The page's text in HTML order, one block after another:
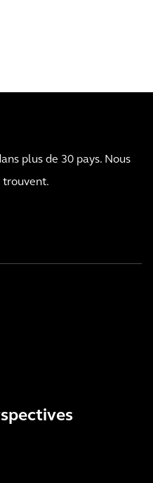
plus de 30 pays. Nous
trouvent.